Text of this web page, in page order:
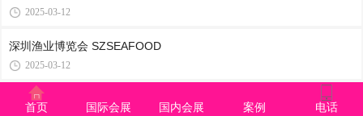
2025-03-12
深圳渔业博览会 SZSEAFOOD
2025-03-12
亚洲（南京）国际集约化畜牧业展览会 VIV
首页 国际会展 国内会展 案例 电话